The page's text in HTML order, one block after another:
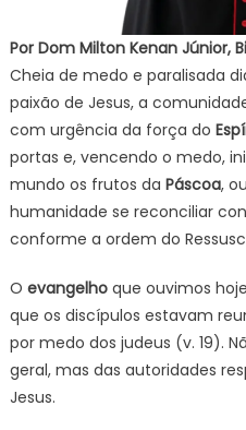
Por Dom Milton Kenan Júnior,
Cheia de medo e paralisada
paixão de Jesus, a
com urgência da força do
portas e, vencendo o medo,
mundo os frutos da Páscoa,
humanidade se reconciliar
conforme a ordem do
O evangelhoque ouvimos
que os discípulos estavam
por medo dos judeus (v. 19).
geral, mas das autoridades
Jesus.